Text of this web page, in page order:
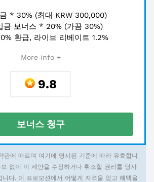
* 30% (최대 KRW 300,000)
금 보너스 * 20% (가끔 30%)
환급, 라이브 리베이트 1.2%
More info +
9.8
보너스 청구
관에 따르며 여기에 명시된 기준에 따라 유효합니
없이 이 제안을 수정하거나 취소할 권리를 당사
니다. 이 프로모션에서 어떻게 자격을 얻고 혜택을